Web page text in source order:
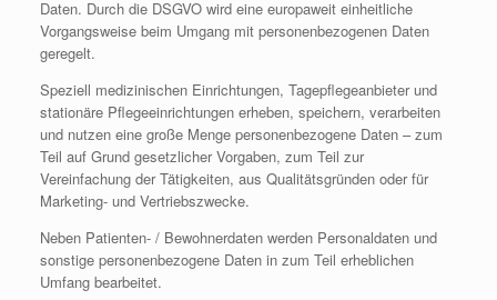
Daten. Durch die DSGVO wird eine europaweit einheitliche
Vorgangsweise beim Umgang mit personenbezogenen Daten
geregelt.
Speziell medizinischen Einrichtungen, Tagepflegeanbieter und
stationäre Pflegeeinrichtungen erheben, speichern, verarbeiten
und nutzen eine große Menge personenbezogene Daten – zum
Teil auf Grund gesetzlicher Vorgaben, zum Teil zur
Vereinfachung der Tätigkeiten, aus Qualitätsgründen oder für
Marketing- und Vertriebszwecke.
Neben Patienten- / Bewohnerdaten werden Personaldaten und
sonstige personenbezogene Daten in zum Teil erheblichen
Umfang bearbeitet.